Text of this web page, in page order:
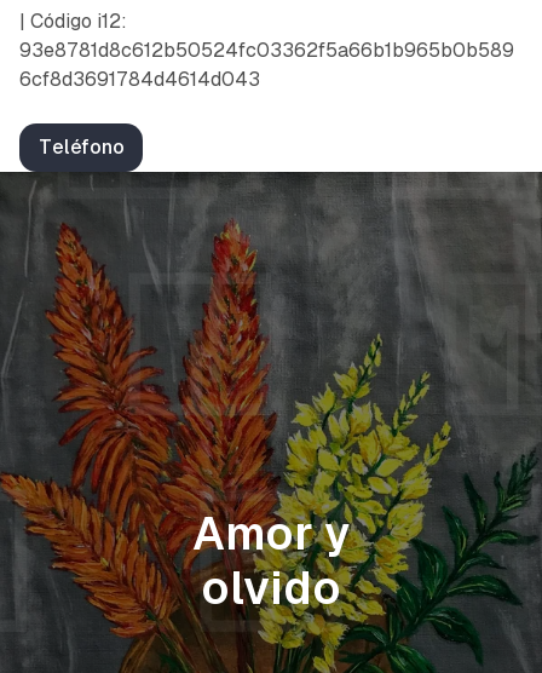
| Código i12:
93e8781d8c612b50524fc03362f5a66b1b965b0b589
6cf8d3691784d4614d043
Teléfono
Amor y
olvido